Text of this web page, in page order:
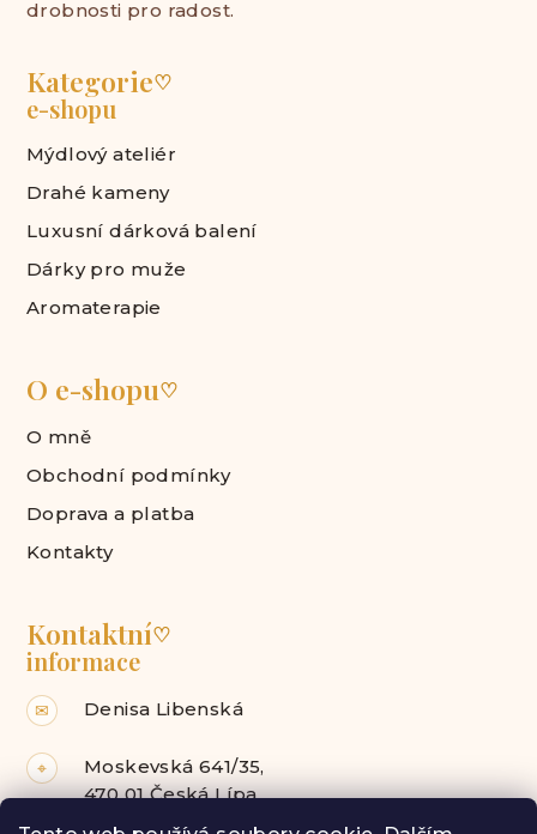
drobnosti pro radost.
Kategorie♡
e-shopu
Mýdlový ateliér
Drahé kameny
Luxusní dárková balení
Dárky pro muže
Aromaterapie
O e-shopu♡
O mně
Obchodní podmínky
Doprava a platba
Kontakty
Kontaktní♡
informace
✉ Denisa Libenská
⌖
Moskevská 641/35,
470 01 Česká Lípa